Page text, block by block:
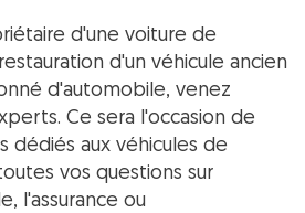
d'une voiture de
d'un véhicule ancien
d'automobile, venez
Ce sera l'occasion de
dédiés aux véhicules de
vos questions sur
l'assurance ou